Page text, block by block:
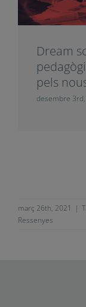
Dream
pels
desembre
març 26th, 2021 |
Ressenyes